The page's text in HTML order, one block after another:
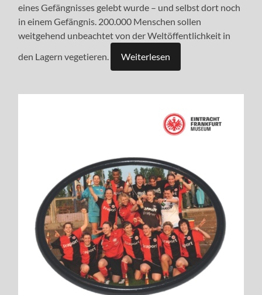
eines Gefängnisses gelebt wurde – und selbst dort noch
in einem Gefängnis. 200.000 Menschen sollen
weitgehend unbeachtet von der Weltöffentlichkeit in
den Lagern vegetieren.
Weiterlesen